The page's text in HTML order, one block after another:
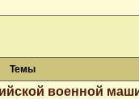
Темы
военной